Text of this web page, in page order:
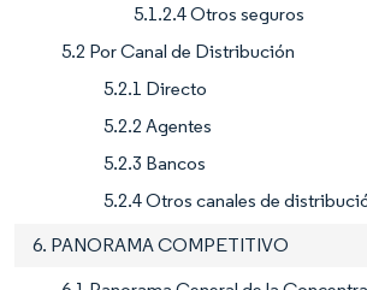
5.1.2.4 Otros seguros
5.2 Por Canal de Distribución
5.2.1 Directo
5.2.2 Agentes
5.2.3 Bancos
5.2.4 Otros canales de
6. PANORAMA COMPETITIVO